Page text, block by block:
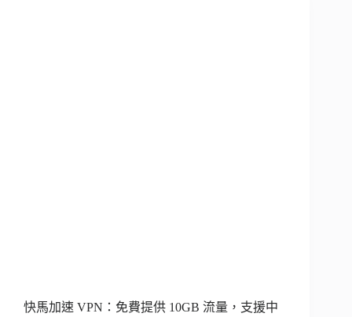
快馬加速 VPN：免費提供 10GB 流量，支援中